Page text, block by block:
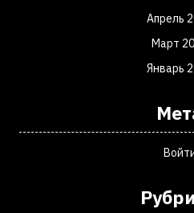
Апрель
Март
Январь